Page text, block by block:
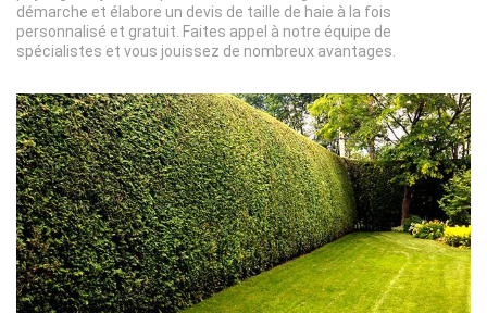
démarche et élabore un devis de taille de haie à la fois
personnalisé et gratuit. Faites appel à notre équipe de
spécialistes et vous jouissez de nombreux avantages.